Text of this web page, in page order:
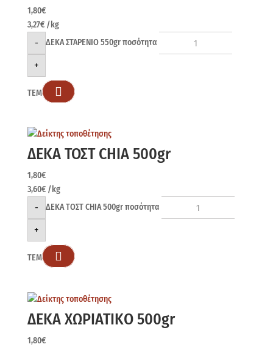
1,80€
3,27€ /kg
- ΔΕΚΑ ΣΤΑΡΕΝΙΟ 550gr ποσότητα
+
ΤΕΜ 
ΔΕΚΑ ΤΟΣΤ CHIA 500gr
1,80€
3,60€ /kg
- ΔΕΚΑ ΤΟΣΤ CHIA 500gr ποσότητα
+
ΤΕΜ 
ΔΕΚΑ ΧΩΡΙΑΤΙΚΟ 500gr
1,80€